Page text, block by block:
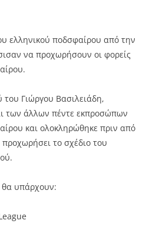
ελληνικού ποδσφαίρου από την
να προχωρήσουν οι φορείς
Γιώργου Βασιλειάδη,
των άλλων πέντε εκπροσώπων
και ολοκληρώθηκε πριν από
το σχέδιο του
υπάρχουν: